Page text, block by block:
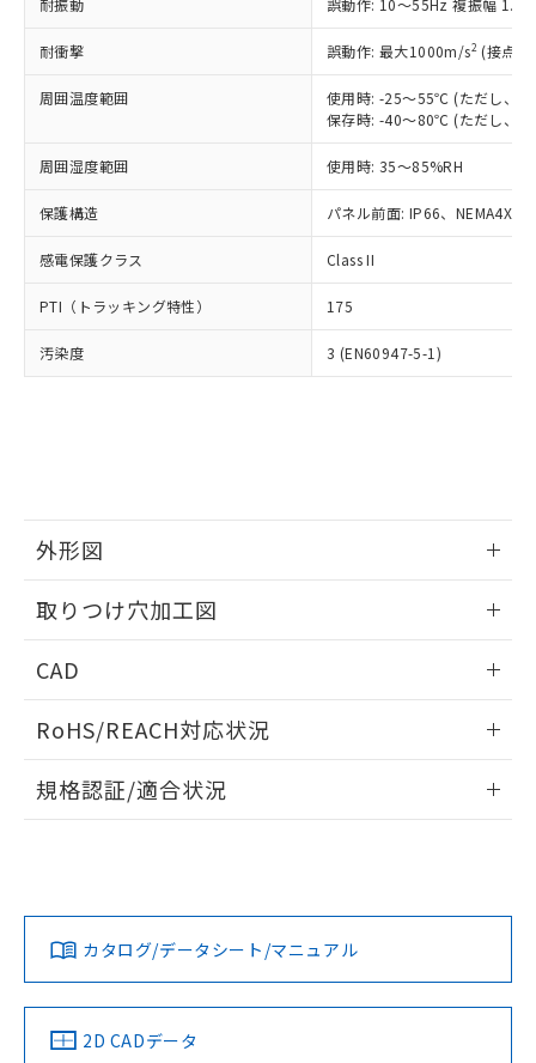
耐振動 誤動作: 10～55Hz 複振幅
耐衝撃 誤動作: 最大1000m/s2 (接点
周囲温度範囲
使用時: -25～55℃ (ただし、氷
保存時: -40～80℃ (ただし、氷
周囲湿度範囲 使用時: 35～85%RH
保護構造 パネル前面: IP66、NEMA4X,
感電保護クラス Class II
PTI（トラッキング特性） 175
汚染度 3 (EN60947-5-1)
外形図
取りつけ穴加工図
CAD
ドすることができます。
ログイン/会員登録
ダウンロードデータをご利用いただく前に、以下を必ずお読
みください。
ソフトウェアの使用条件
RoHS/REACH対応状況
EU RoHS 注意事項・凡例
対応済み
中国 RoHS 注意事項・凡例
規格認証/適合状況
LR型式承認
（イギリス
船舶規格）
DNV型式承認
（ノルウェー
BV型式承認
（フランス
KR型式
（韓国
カタログ/データシート/マニュアル
2D CADデータ
正式な納期状況および標準価格はお客
様のお取引先、またはお客様担当のオ
ムロン制御機器販売店・当社販売員に
オムロン制御機器販売店や当社販売拠
販売ネットワーク
」をご確認
在庫状況および標準価格結果を当社の
事前の承諾なく第三者に漏洩または開
示しないようお願いします。
マイパーツ機能（部品リスト作成サー
ビス）をご利用いただくには、I-Web
メンバーズにご登録されている必要が
お客様が当ウェブサイト上で当社にご
指します。
但し、RoHS指令で産業用監視および制御機器に対する
適用除外項目は除く。
フタル酸エステル類の４物質については閾値を超える意
図的な使用がないことを確認しています。
部品在庫の切り替え状況などにより、予定
月が前後することがあります。
※3 非含有証明書ダウンロード
51物質の非含有証明書（当社基準）
※本証明書は発行日時点で非含有を証明す
るもので、過去に遡って非含有を証明する
ものではありません。
また、RoHS指令のフタル酸エステル類４
欄に対応日を記載しておりました。
既に当社にて対応品への在庫切替を完了
していることから、特段のことがない限
り、2022年1月12日より割愛しておりま
す。
DBP(フタル酸ジブチル) : 1000ppm、 DIBP(フタル酸ジ
イソブチル) : 1000ppm、 BBP(フタル酸ブチルベンジ
DEHP(フタル酸ビス(2-エチルヘキシル)) : 1000ppm
準値以下であることを示します。
「10」：通常の使用状況下において有害物
質が外部に漏えいし、環境に深刻な影響を
及ぼさない年数を意味します。
「－」：未確認です。当社販売部門へお問
全に破砕するなど、違法に輸出されな
いよう必要な手段を講じます。
当社は貴社製品を、核兵器、ミサイ
ル、化学兵器、生物兵器またはその他
武器並びにこれらの製造装置等に一切
当社は、貴社製品を第三者に販売する
場合は、上記1、2および3の内容を当
該第三者に通知します。また当社は、
販売先および販売に係わる関係者が違
法に輸出するおそれがある場合は、取
り引きをいたしません。
一定数には満たないが在庫あり
－
在庫なし(最新の在庫状況につ
いては、お客様のお取引先、ま
たはお客様担当のオムロン制御
機器販売店・当社販売員にご確
空
受注生産機種、また在庫状況の
情報を公開していない機種